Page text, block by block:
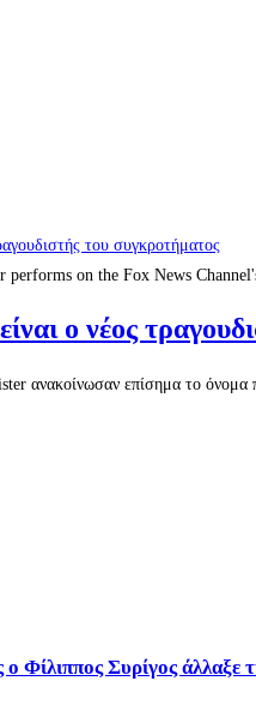
performs on the Fox News
ο νέος
ανακοίνωσαν επίσημα το
Συρίγος άλλαξε